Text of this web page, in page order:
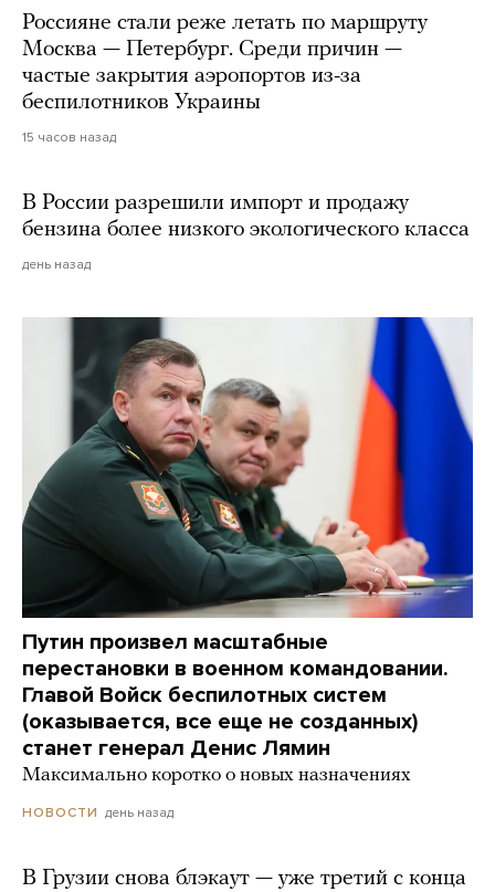
Россияне стали реже летать по маршруту
Москва — Петербург. Среди причин —
частые закрытия аэропортов из-за
беспилотников Украины
15 часов назад
В России разрешили импорт и продажу
бензина более низкого экологического класса
день назад
Путин произвел масштабные
перестановки в военном командовании.
Главой Войск беспилотных систем
(оказывается, все еще не созданных)
станет генерал Денис Лямин
Максимально коротко о новых назначениях
НОВОСТИ день назад
В Грузии снова блэкаут — уже третий с конца